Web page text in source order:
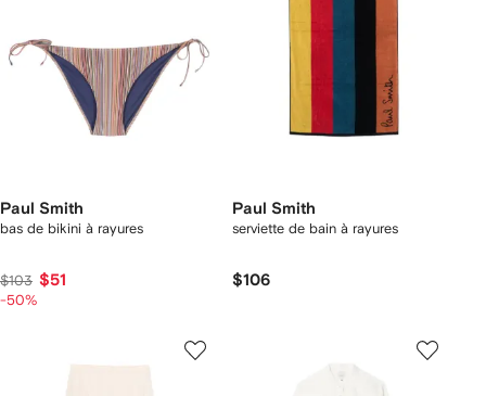
Paul Smith
bas de bikini à rayures
$103 $51
-50%
Paul Smith
serviette de bain à rayures
$106